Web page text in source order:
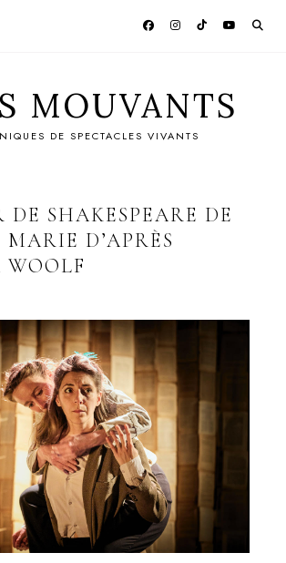
MOUVANTS
DE SPECTACLES VIVANTS
DE SHAKESPEARE DE
D’APRÈS